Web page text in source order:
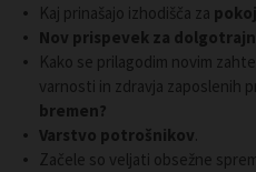
Kaj prinašajo izhodišča za
Nov prispevek za
Kako se prilagodim novim
varnosti in zdravja zaposlenih
bremen?
Varstvo potrošnikov
Začele so veljati obsežne